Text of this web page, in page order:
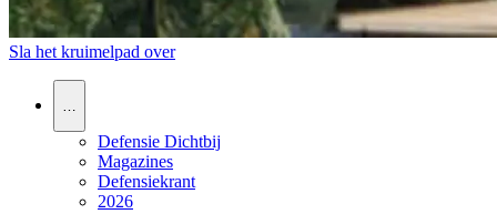
Sla het kruimelpad over
Defensie Dichtbij
Magazines
Defensiekrant
2026